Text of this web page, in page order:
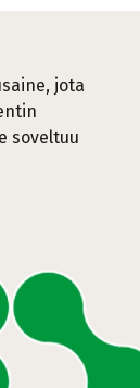
jota
soveltuu